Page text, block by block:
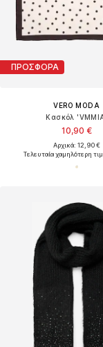
ΠΡΟΣΦΟΡΑ
VERO MODA
Κασκόλ
10,90 €
Αρχικά: 12,90 €
Τελευταία χαμηλότερη